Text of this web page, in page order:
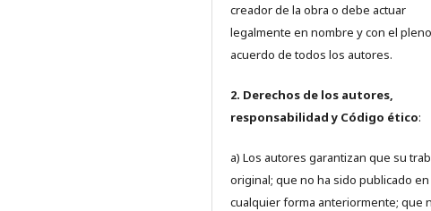
creador de la obra o debe actuar
legalmente en nombre y con el pleno
acuerdo de todos los autores.
2. Derechos de los autores,
responsabilidad y Código ético:
a) Los autores garantizan que su
original; que no ha sido publicado en
cualquier forma anteriormente; que